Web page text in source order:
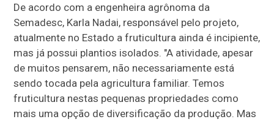
De acordo com a engenheira agrônoma da
Semadesc, Karla Nadai, responsável pelo projeto,
atualmente no Estado a fruticultura ainda é incipiente,
mas já possui plantios isolados. "A atividade, apesar
de muitos pensarem, não necessariamente está
sendo tocada pela agricultura familiar. Temos
fruticultura nestas pequenas propriedades como
mais uma opção de diversificação da produção. Mas